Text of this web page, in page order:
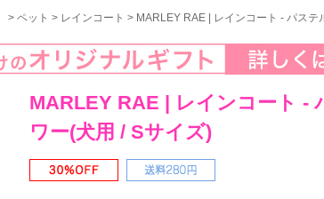
> ペット > レインコート > MARLEY RAE | レインコート - パステ
MARLEY RAE | レインコート -
ワー(犬用 / Sサイズ)